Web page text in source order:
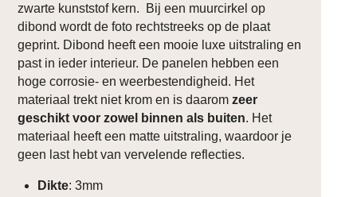
zwarte kunststof kern. Bij een muurcirkel op
dibond wordt de foto rechtstreeks op de plaat
geprint. Dibond heeft een mooie luxe uitstraling en
past in ieder interieur. De panelen hebben een
hoge corrosie- en weerbestendigheid. Het
materiaal trekt niet krom en is daarom zeer
geschikt voor zowel binnen als buiten. Het
materiaal heeft een matte uitstraling, waardoor je
geen last hebt van vervelende reflecties.
Dikte: 3mm